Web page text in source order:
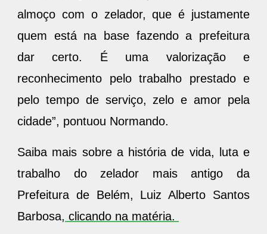
almoço com o zelador, que é justamente
quem está na base fazendo a prefeitura
dar certo. É uma valorização e
reconhecimento pelo trabalho prestado e
pelo tempo de serviço, zelo e amor pela
cidade”, pontuou Normando.
Saiba mais sobre a história de vida, luta e
trabalho do zelador mais antigo da
Prefeitura de Belém, Luiz Alberto Santos
Barbosa, clicando na matéria.